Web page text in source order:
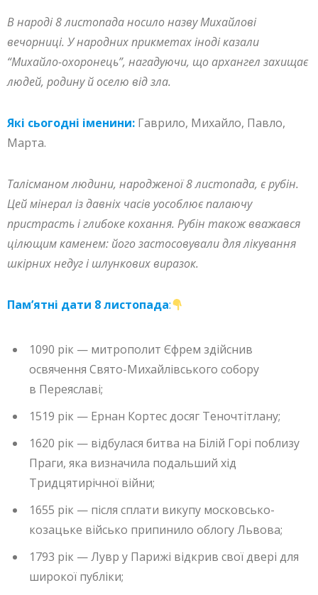
В народі 8 листопада носило назву Михайлові
вечорниці. У народних прикметах іноді казали
“Михайло-охоронець”, нагадуючи, що архангел захищає
людей, родину й оселю від зла.
Які сьогодні іменини: Гаврило, Михайло, Павло,
Марта.
Талісманом людини, народженої 8 листопада, є рубін.
Цей мінерал із давніх часів уособлює палаючу
пристрасть і глибоке кохання. Рубін також вважався
цілющим каменем: його застосовували для лікування
шкірних недуг і шлункових виразок.
Пам’ятні дати 8 листопада:
1090 рік — митрополит Єфрем здійснив
освячення Свято-Михайлівського собору
в Переяславі;
1519 рік — Ернан Кортес досяг Теночтітлану;
1620 рік — відбулася битва на Білій Горі поблизу
Праги, яка визначила подальший хід
Тридцятирічної війни;
1655 рік — після сплати викупу московсько-
козацьке військо припинило облогу Львова;
1793 рік — Лувр у Парижі відкрив свої двері для
широкої публіки;